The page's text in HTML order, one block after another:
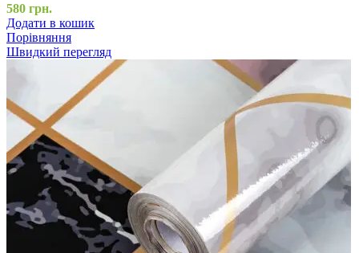
580 грн.
Додати в кошик
Порівняння
Швидкий перегляд